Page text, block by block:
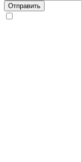
Отправить